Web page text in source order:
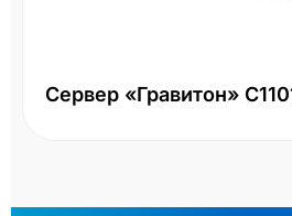
Сервер «Гравитон»